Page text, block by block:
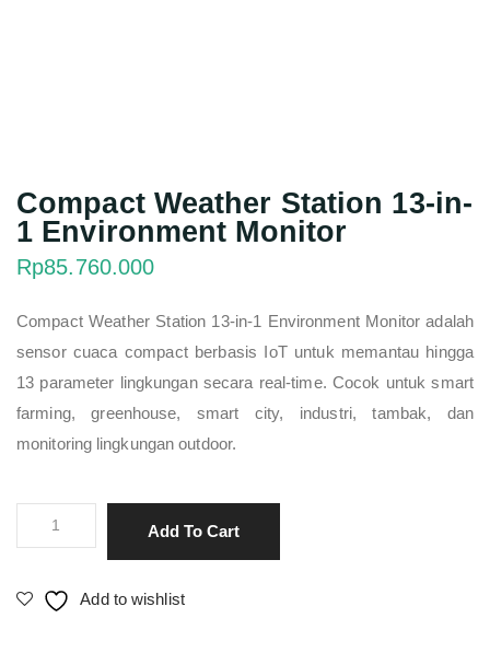
Compact Weather Station 13-in-
1 Environment Monitor
Rp85.760.000
Compact Weather Station 13-in-1 Environment Monitor adalah
sensor cuaca compact berbasis IoT untuk memantau hingga
13 parameter lingkungan secara real-time. Cocok untuk smart
farming, greenhouse, smart city, industri, tambak, dan
monitoring lingkungan outdoor.
Compact
Weather
13-
Add To Cart
Add to wishlist